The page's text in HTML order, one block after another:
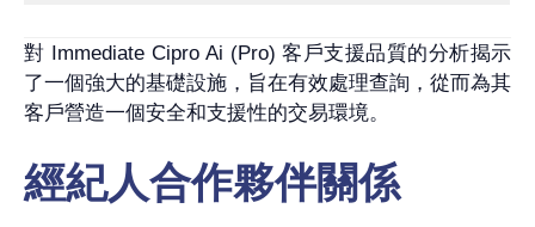
對 Immediate Cipro Ai (Pro) 客戶支援品質的分析揭示
了一個強大的基礎設施，旨在有效處理查詢，從而為其
客戶營造一個安全和支援性的交易環境。
經紀人合作夥伴關係